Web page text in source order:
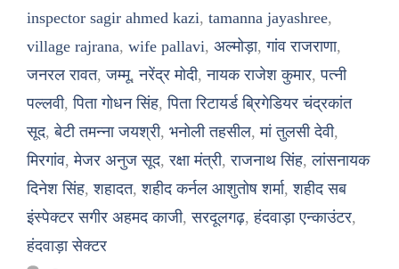
inspector sagir ahmed kazi, tamanna jayashree,
village rajrana, wife pallavi, अल्मोड़ा,गांव राजराणा,
जनरल रावत,जम्मू,नरेंद्र मोदी,नायक राजेश कुमार,पत्नी
पल्लवी,पिता गोधन सिंह,पिता रिटायर्ड ब्रिगेडियर चंद्रकांत
सूद,बेटी तमन्ना जयश्री, भनोली तहसील,मां तुलसी देवी,
मिरगांव,मेजर अनुज सूद,रक्षा मंत्री,राजनाथ सिंह,लांसनायक
दिनेश सिंह,शहादत,शहीद कर्नल आशुतोष शर्मा,शहीद सब
इंस्पेक्टर सगीर अहमद काजी,सरदूलगढ़,हंदवाड़ा एन्काउंटर,
हंदवाड़ा सेक्टर